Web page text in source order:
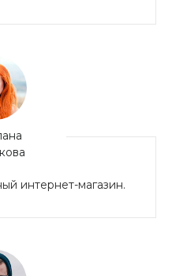
интернет-магазин.